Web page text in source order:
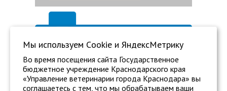
Мы используем Сookie и ЯндексМетрику
Во время посещения сайта Государственное
бюджетное учреждение Краснодарского края
«Управление ветеринарии города Краснодара» вы
соглашаетесь с тем, что мы обрабатываем ваши